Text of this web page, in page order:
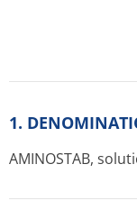
1.
AMINOSTAB,